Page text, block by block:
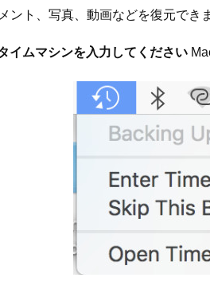
ント、写真、動画などを復元でき
イムマシンを入力してください